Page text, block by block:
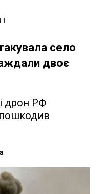
село
двоє
дрон РФ